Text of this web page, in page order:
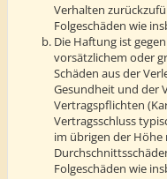
Verhalten
Folgeschäden wie
Die Haftung ist
vorsätzlichem oder
Schäden aus der
Gesundheit und der
Vertragspflichten
Vertragsschluss
im übrigen der Höhe
Folgeschäden wie